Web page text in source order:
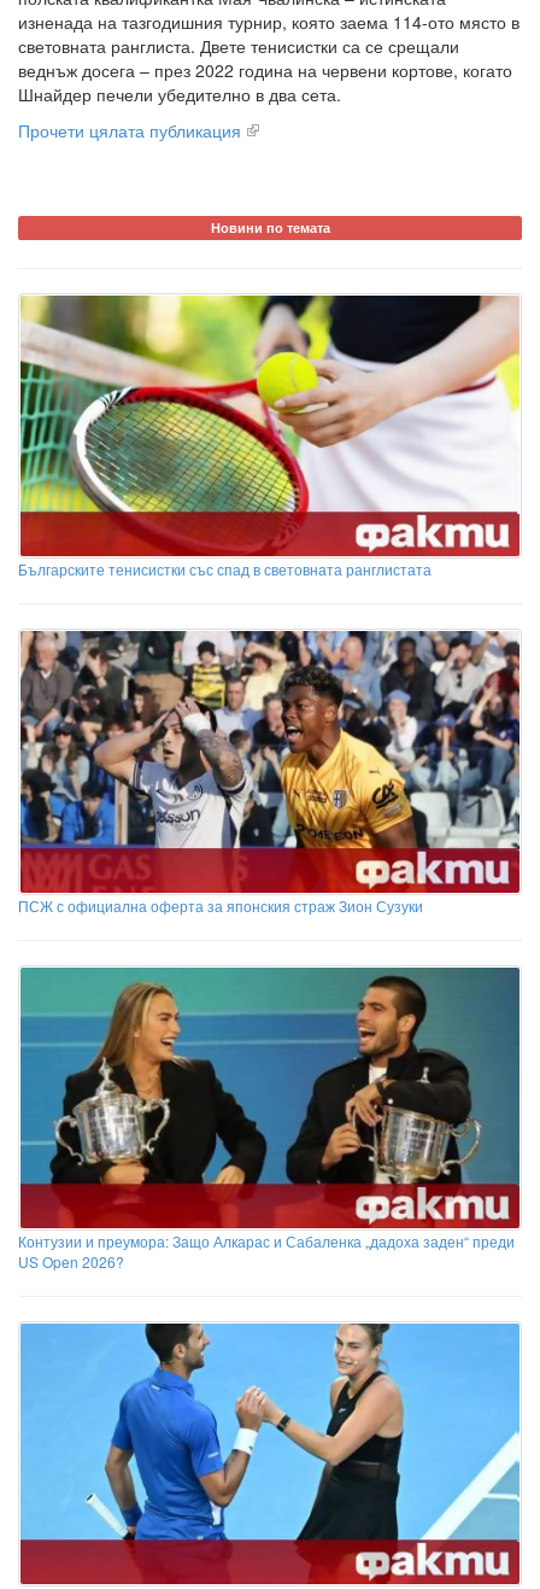
изненада на тазгодишния турнир, която заема 114-ото място в
световната ранглиста. Двете тенисистки са се срещали
веднъж досега – през 2022 година на червени кортове, когато
Шнайдер печели убедително в два сета.
Прочети цялата публикация
Новини по темата
Българските тенисистки със спад в световната ранглистата
ПСЖ с официална оферта за японския страж Зион Сузуки
Контузии и преумора: Защо Алкарас и Сабаленка „дадоха заден“ преди
US Open 2026?